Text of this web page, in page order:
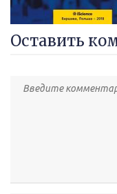
Оставить